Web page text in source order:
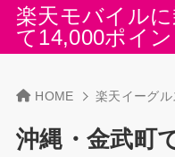
楽天モバイルに
て14,000ポイン
HOME 楽天イーグル
沖縄・金武町